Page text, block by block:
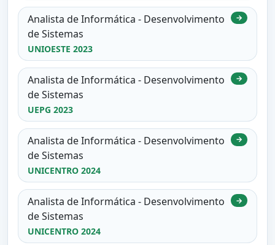
Analista de Informática - Desenvolvimento
de Sistemas
UNIOESTE 2023
→
Analista de Informática - Desenvolvimento
de Sistemas
UEPG 2023
→
Analista de Informática - Desenvolvimento
de Sistemas
UNICENTRO 2024
→
Analista de Informática - Desenvolvimento
de Sistemas
UNICENTRO 2024
→